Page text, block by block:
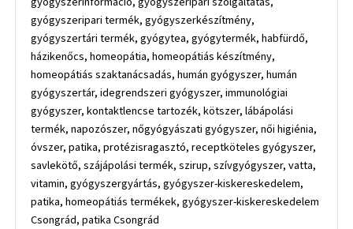
gyógyszeripari termék, gyógyszerkészítmény,
gyógyszertári termék, gyógytea, gyógytermék, habfürdő,
házikenőcs, homeopátia, homeopátiás készítmény,
homeopátiás szaktanácsadás, humán gyógyszer, humán
gyógyszertár, idegrendszeri gyógyszer, immunológiai
gyógyszer, kontaktlencse tartozék, kötszer, lábápolási
termék, napozószer, nőgyógyászati gyógyszer, női higiénia,
óvszer, patika, protézisragasztó, receptköteles gyógyszer,
savlekötő, szájápolási termék, szirup, szívgyógyszer, vatta,
vitamin, gyógyszergyártás, gyógyszer-kiskereskedelem,
patika, homeopátiás termékek, gyógyszer-kiskereskedelem
Csongrád, patika Csongrád